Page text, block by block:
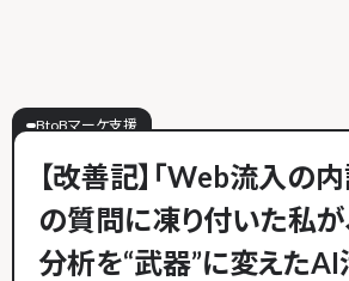
BtoBマーケ支援
【改善記】「Web流入の
の質問に凍り付いた私
分析を“武器”に変えた